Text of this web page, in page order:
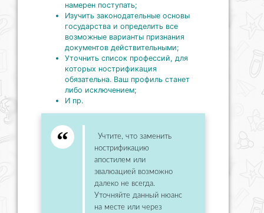
намерен поступать;
Изучить законодательные основы
государства и определить все
возможные варианты признания
документов действительными;
Уточнить список профессий, для
которых нострификация
обязательна. Ваш профиль станет
либо исключением;
И пр.
Учтите, что заменить
нострификацию
апостилем или
эвалюацией возможно
далеко не всегда.
Уточняйте данный нюанс
на месте или через